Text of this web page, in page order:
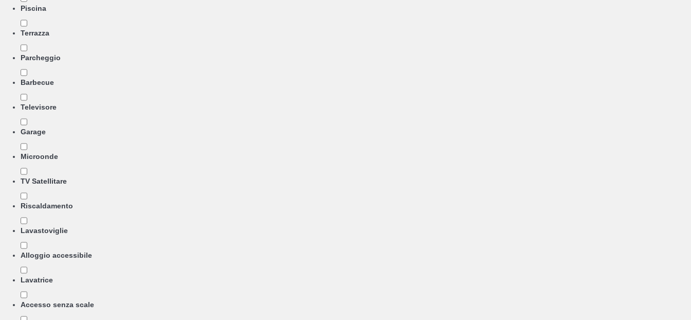
Piscina
Terrazza
Parcheggio
Barbecue
Televisore
Garage
Microonde
TV Satellitare
Riscaldamento
Lavastoviglie
Alloggio accessibile
Lavatrice
Accesso senza scale